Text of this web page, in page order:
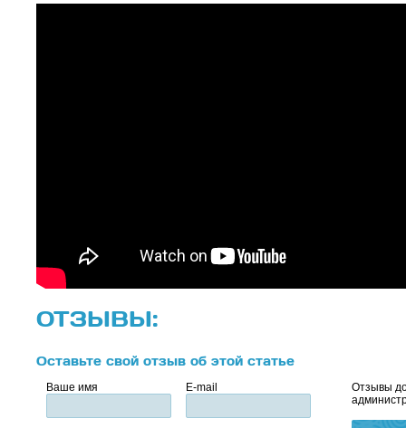
ОТЗЫВЫ:
Оставьте свой отзыв об этой статье
Ваше имя E-mail
Отзывы